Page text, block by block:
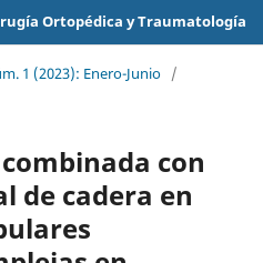
Ortopédica y Traumatología
1 (2023): Enero-Junio /
con
de cadera en